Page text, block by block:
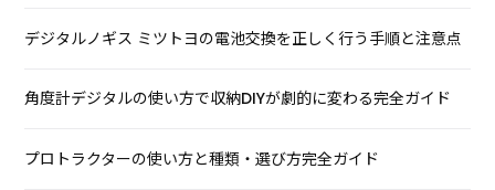
デジタルノギス ミツトヨの電池交換を正しく行う手順と注意点
角度計デジタルの使い方で収納DIYが劇的に変わる完全ガイド
プロトラクターの使い方と種類・選び方完全ガイド